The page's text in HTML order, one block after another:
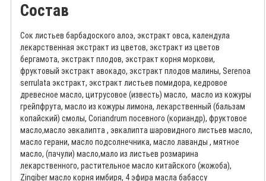
Состав
Сок листьев барбадоского алоэ, экстракт овса, календула
лекарственная экстракт из цветов, экстракт из цветов
бергамота, экстракт плодов, экстракт корня моркови,
фруктовый экстракт авокадо, экстракт плодов малины, Serenoa
serrulata экстракт, экстракт листьев помидора, кедровое
древесное масло, цитрусовое (известь) масло, масло из кожуры
грейпфрута, масло из кожуры лимона, лекарственный (бальзам
копайский) смолы, Coriandrum посевного (кориандр), фруктовое
масло,масло эвкалипта , эвкалипта шаровидного листьев масло,
масло герани, масло подсолнечника, масло лаванды , мятное
масло, (пачули) масло,мало из листьев розмарина
лекарственного, растительное масло китайского (жожоба),
Zingiber масло корня имбиря, 4 эфира масла бабассу